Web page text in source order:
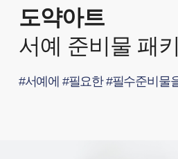
도약아트
서예 준비물 패
#서예에 #필요한 #필수준비물